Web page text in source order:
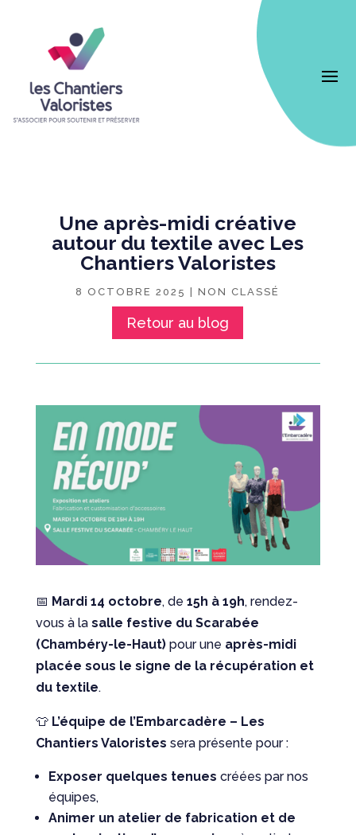
Une après-midi créative
autour du textile avec Les
Chantiers Valoristes
8 OCTOBRE 2025 |NON CLASSÉ
Retour au blog
📅 Mardi 14 octobre, de 15h à 19h, rendez-
vous à la salle festive du Scarabée
(Chambéry-le-Haut)pour une après-midi
placée sous le signe de la récupération et
du textile.
👕 L’équipe de l’Embarcadère – Les
Chantiers Valoristes sera présente pour :
Exposer quelques tenues créées par nos
équipes,
Animer un atelier de fabrication et de